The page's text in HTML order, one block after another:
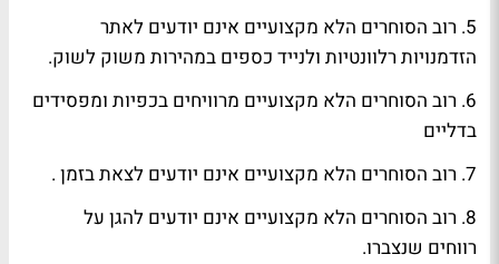
5. רוב הסוחרים הלא מקצועיים אינם יודעים לאתר
הזדמנויות רלוונטיות ולנייד כספים במהירות משוק לשוק.
6. רוב הסוחרים הלא מקצועיים מרוויחים בכפיות ומפסידים
בדליים
7. רוב הסוחרים הלא מקצועיים אינם יודעים לצאת בזמן .
8. רוב הסוחרים הלא מקצועיים אינם יודעים להגן על
רווחים שנצברו.